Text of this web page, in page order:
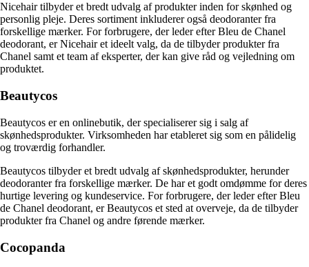
Nicehair tilbyder et bredt udvalg af produkter inden for skønhed og
personlig pleje. Deres sortiment inkluderer også deodoranter fra
forskellige mærker. For forbrugere, der leder efter Bleu de Chanel
deodorant, er Nicehair et ideelt valg, da de tilbyder produkter fra
Chanel samt et team af eksperter, der kan give råd og vejledning om
produktet.
Beautycos
Beautycos er en onlinebutik, der specialiserer sig i salg af
skønhedsprodukter. Virksomheden har etableret sig som en pålidelig
og troværdig forhandler.
Beautycos tilbyder et bredt udvalg af skønhedsprodukter, herunder
deodoranter fra forskellige mærker. De har et godt omdømme for deres
hurtige levering og kundeservice. For forbrugere, der leder efter Bleu
de Chanel deodorant, er Beautycos et sted at overveje, da de tilbyder
produkter fra Chanel og andre førende mærker.
Cocopanda